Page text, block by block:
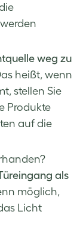
weg zu
heißt, wenn
stellen Sie
Produkte
auf die
als
möglich,
Licht